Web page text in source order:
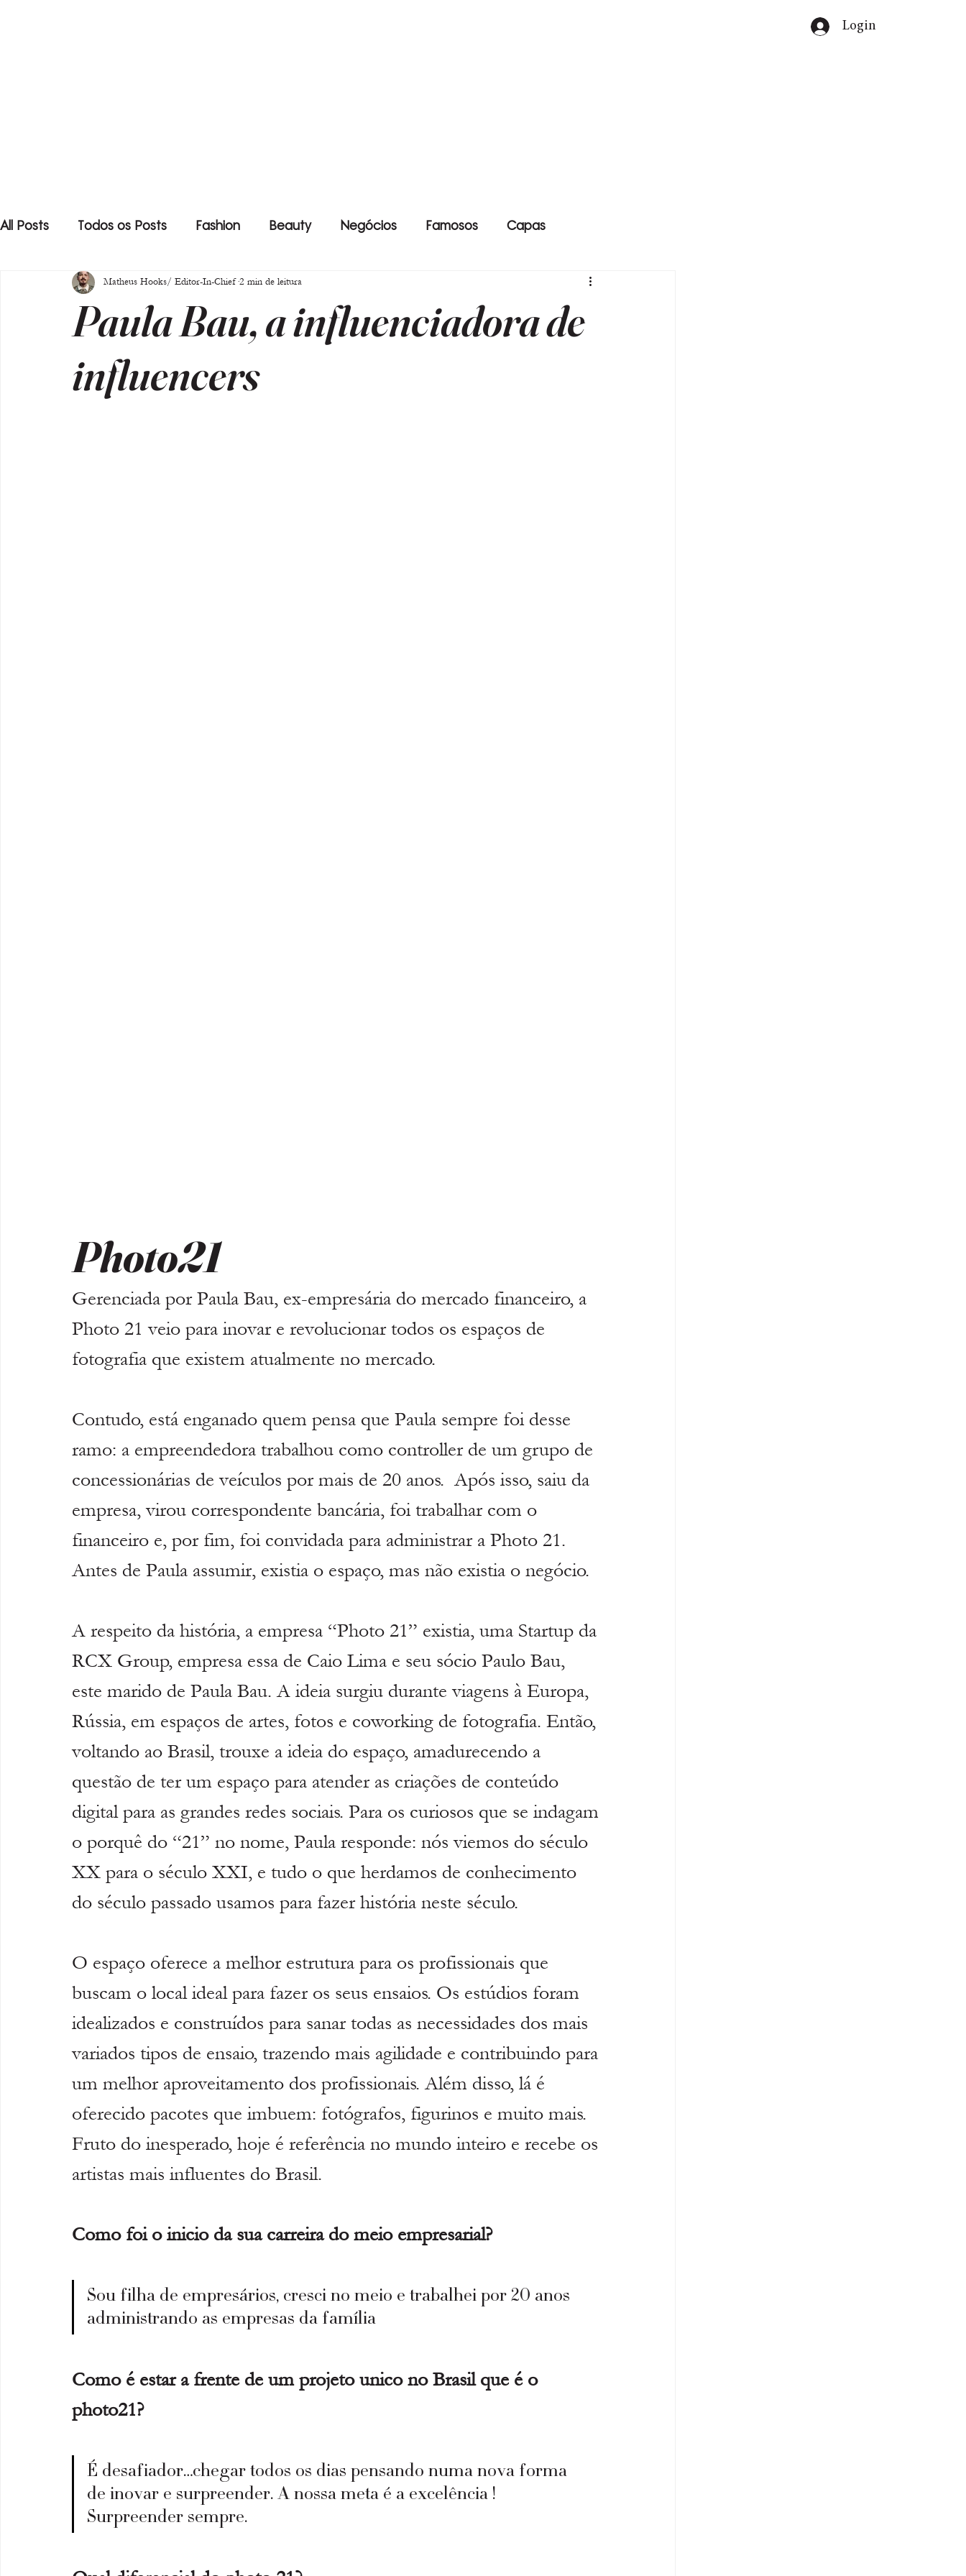
Login
All Posts Todos os Posts Fashion Beauty Negócios Famosos Capas
Paula Bau, a influenciadora de
influencers
Matheus Hooks/ Editor-In-Chief 2 min de leitura
Photo21
Gerenciada por Paula Bau, ex-empresária do mercado financeiro, a
Photo 21 veio para inovar e revolucionar todos os espaços de
fotografia que existem atualmente no mercado.
Contudo, está enganado quem pensa que Paula sempre foi desse
ramo: a empreendedora trabalhou como controller de um grupo de
concessionárias de veículos por mais de 20 anos.  Após isso, saiu da
empresa, virou correspondente bancária, foi trabalhar com o
financeiro e, por fim, foi convidada para administrar a Photo 21.
Antes de Paula assumir, existia o espaço, mas não existia o negócio.
A respeito da história, a empresa “Photo 21” existia, uma Startup da
RCX Group, empresa essa de Caio Lima e seu sócio Paulo Bau,
este marido de Paula Bau. A ideia surgiu durante viagens à Europa,
Rússia, em espaços de artes, fotos e coworking de fotografia. Então,
voltando ao Brasil, trouxe a ideia do espaço, amadurecendo a
questão de ter um espaço para atender as criações de conteúdo
digital para as grandes redes sociais. Para os curiosos que se indagam
o porquê do “21” no nome, Paula responde: nós viemos do século
XX para o século XXI, e tudo o que herdamos de conhecimento
do século passado usamos para fazer história neste século.
O espaço oferece a melhor estrutura para os profissionais que
buscam o local ideal para fazer os seus ensaios. Os estúdios foram
idealizados e construídos para sanar todas as necessidades dos mais
variados tipos de ensaio, trazendo mais agilidade e contribuindo para
um melhor aproveitamento dos profissionais. Além disso, lá é
oferecido pacotes que imbuem: fotógrafos, figurinos e muito mais.
Fruto do inesperado, hoje é referência no mundo inteiro e recebe os
artistas mais influentes do Brasil.
Como foi o inicio da sua carreira do meio empresarial?
Sou filha de empresários, cresci no meio e trabalhei por 20 anos
administrando as empresas da família
Como é estar a frente de um projeto unico no Brasil que é o
photo21?
É desafiador…chegar todos os dias pensando numa nova forma
de inovar e surpreender. A nossa meta é a excelência !
Surpreender sempre.